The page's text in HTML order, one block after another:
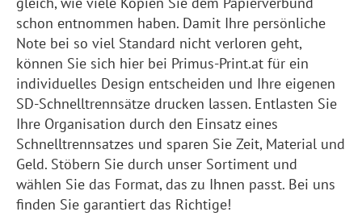
schon entnommen haben. Damit Ihre persönliche
Note bei so viel Standard nicht verloren geht,
können Sie sich hier bei Primus-Print.at für ein
individuelles Design entscheiden und Ihre eigenen
SD-Schnelltrennsätze drucken lassen. Entlasten Sie
Ihre Organisation durch den Einsatz eines
Schnelltrennsatzes und sparen Sie Zeit, Material und
Geld. Stöbern Sie durch unser Sortiment und
wählen Sie das Format, das zu Ihnen passt. Bei uns
finden Sie garantiert das Richtige!